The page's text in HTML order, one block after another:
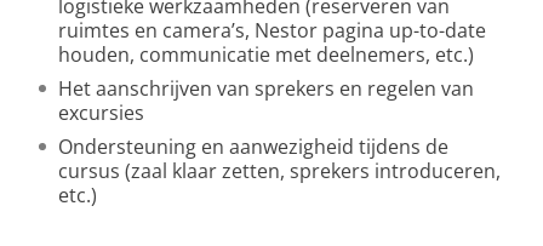
logistieke werkzaamheden (reserveren van
ruimtes en camera’s, Nestor pagina up-to-date
houden, communicatie met deelnemers, etc.)
Het aanschrijven van sprekers en regelen van
excursies
Ondersteuning en aanwezigheid tijdens de
cursus (zaal klaar zetten, sprekers introduceren,
etc.)